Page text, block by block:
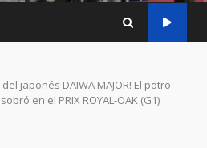
del japonés DAIWA MAJOR! El potro
en el PRIX ROYAL-OAK (G1)